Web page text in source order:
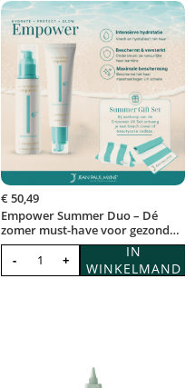
Empower Summer Duo – Dé
zomer must-have voor gezond
en...
€50,49
- +
IN
WINKELMAND